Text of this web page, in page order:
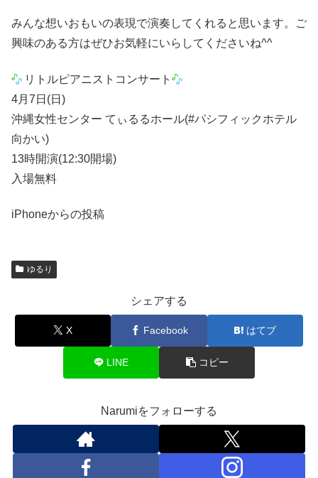
みんな想いおもいの表現で演奏してくれると思います。ご
興味のある方はぜひお気軽にいらしてくださいね^^
リトルピアニストコンサート
4月7日(日)
沖縄女性センター てぃるるホール(#パシフィックホテル
向かい)
13時開演(12:30開場)
入場無料
iPhoneからの投稿
ゆるり
シェアする
X Facebook はてブ
LINE コピー
Narumiをフォローする